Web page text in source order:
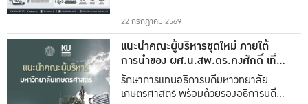
22 กรกฎาคม 2569
แนะนำคณะผู้บริหารชุดใหม่ ภายใต้
การนำของ ผศ.น.สพ.ดร.คงศักดิ์ เที่ยง
ธรรม
รักษาการแทนอธิการบดีมหาวิทยาลัย
เกษตรศาสตร์ พร้อมด้วยรองอธิการบดีทั้ง